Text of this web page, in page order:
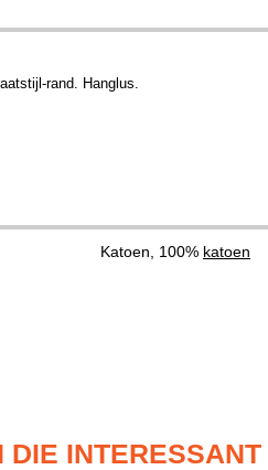
rand. Hanglus.
Katoen, 100% katoen
DIE